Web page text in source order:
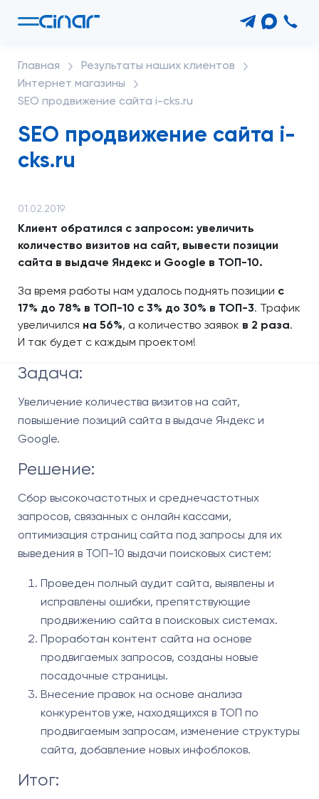
Главная
Результаты наших клиентов
Интернет магазины
SEO продвижение сайта i-cks.ru
SEO продвижение сайта i-
cks.ru
01.02.2019
Клиент обратился с запросом: увеличить
количество визитов на сайт, вывести позиции
сайта в выдаче Яндекс и Google в ТОП-10.
За время работы нам удалось поднять позиции с
17% до 78% в ТОП-10 с 3% до 30% в ТОП-3. Трафик
увеличился на 56%, а количество заявок в 2 раза.
И так будет с каждым проектом!
Задача:
Увеличение количества визитов на сайт,
повышение позиций сайта в выдаче Яндекс и
Google.
Решение:
Сбор высокочастотных и среднечастотных
запросов, связанных с онлайн кассами,
оптимизация страниц сайта под запросы для их
выведения в ТОП-10 выдачи поисковых систем:
Проведен полный аудит сайта, выявлены и
исправлены ошибки, препятствующие
продвижению сайта в поисковых системах.
Проработан контент сайта на основе
продвигаемых запросов, созданы новые
посадочные страницы.
Внесение правок на основе анализа
конкурентов уже, находящихся в ТОП по
продвигаемым запросам, изменение структуры
сайта, добавление новых инфоблоков.
Итог: